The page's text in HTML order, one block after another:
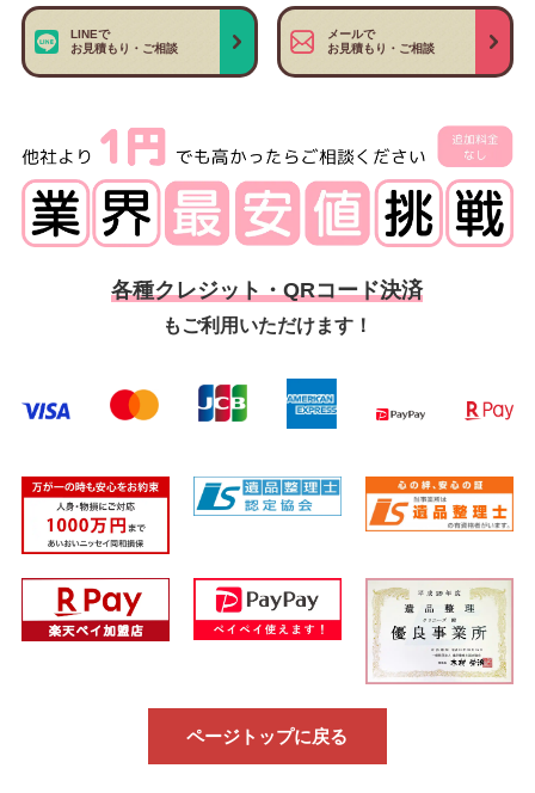
LINEで
お見積もり・ご相談
メールで
お見積もり・ご相談
各種クレジット・QRコード決済
もご利用いただけます！
ページトップに戻る